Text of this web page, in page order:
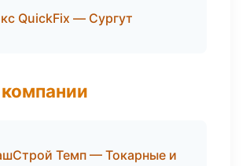
QuickFix — Сургут
Темп — Токарные и